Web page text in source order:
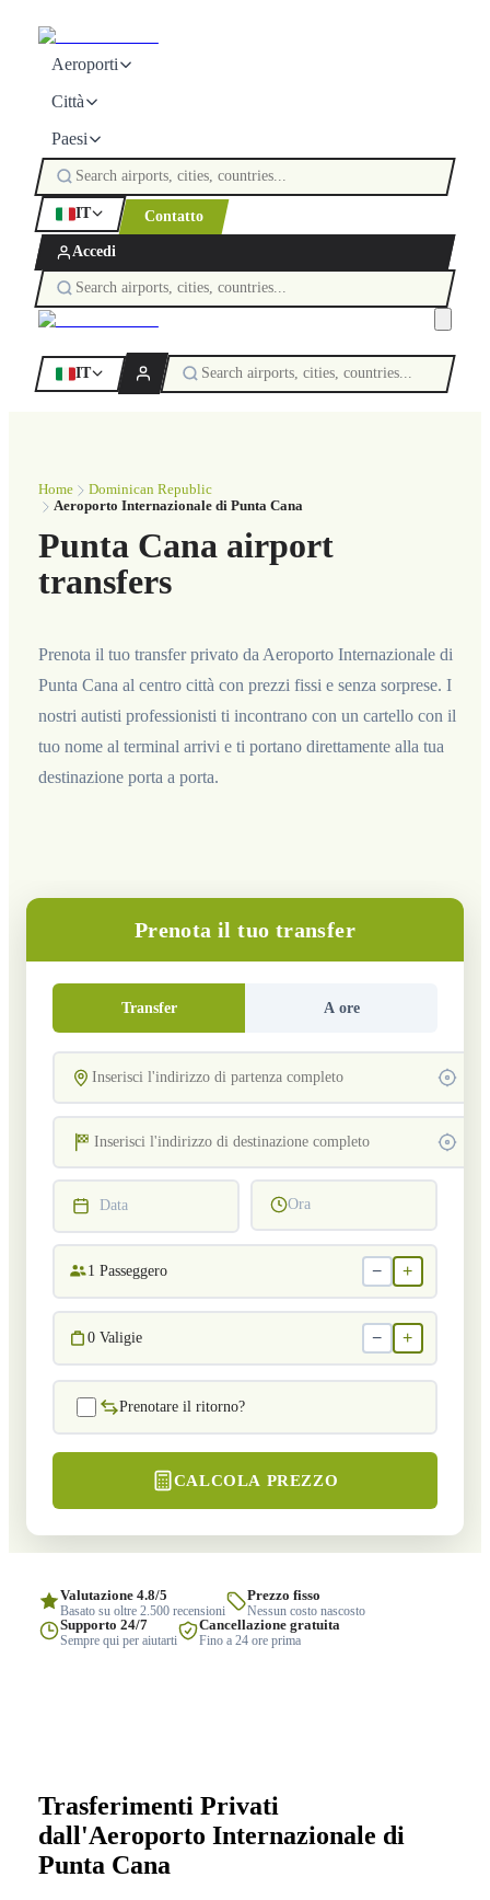
Aeroporti
Città
Paesi
IT Contatto
Accedi
IT
Home
Dominican Republic
Aeroporto Internazionale di Punta Cana
Punta Cana airport
transfers
Prenota il tuo transfer privato da Aeroporto Internazionale di
Punta Cana al centro città con prezzi fissi e senza sorprese. I
nostri autisti professionisti ti incontrano con un cartello con il
tuo nome al terminal arrivi e ti portano direttamente alla tua
destinazione porta a porta.
Prenota il tuo transfer
Transfer A ore
Data Ora
1 Passeggero − +
0 Valigie − +
Prenotare il ritorno?
CALCOLA PREZZO
Valutazione 4.8/5
Basato su oltre 2.500 recensioni
Prezzo fisso
Nessun costo nascosto
Supporto 24/7
Sempre qui per aiutarti
Cancellazione gratuita
Fino a 24 ore prima
Trasferimenti Privati
dall'Aeroporto Internazionale di
Punta Cana